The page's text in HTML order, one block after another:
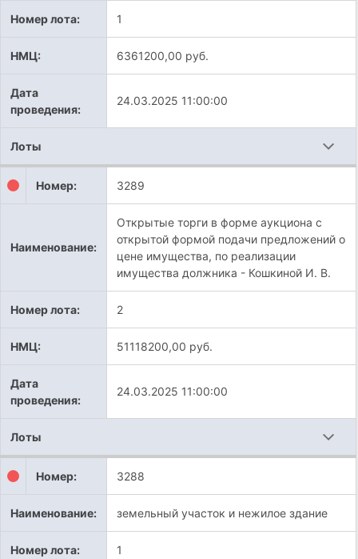
Номер лота: 1
НМЦ: 6361200,00 руб.
Дата
проведения:
24.03.2025 11:00:00
Лоты
Номер: 3289
Наименование:
Открытые торги в форме аукциона с
открытой формой подачи предложений о
цене имущества, по реализации
имущества должника - Кошкиной И. В.
Номер лота: 2
НМЦ: 51118200,00 руб.
Дата
проведения:
24.03.2025 11:00:00
Лоты
Номер: 3288
Наименование: земельный участок и нежилое здание
Номер лота: 1